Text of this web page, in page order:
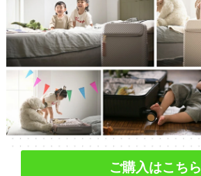
ご購入はこちら